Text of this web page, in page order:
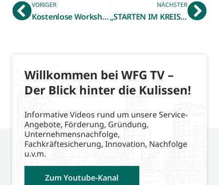
VORIGER
Kostenlose Workshop-Reihe – Innovation Maker Münsterland
NÄCHSTER
„STARTEN IM KREIS BORKEN 2024“ – Startercenter NRW der WFG stellt Qualifizierungs-Programm vor
Willkommen bei WFG TV –
Der Blick hinter die Kulissen!
Informative Videos rund um unsere Service-
Angebote, Förderung, Gründung,
Unternehmensnachfolge,
Fachkräftesicherung, Innovation, Nachfolge
u.v.m.
Zum Youtube-Kanal